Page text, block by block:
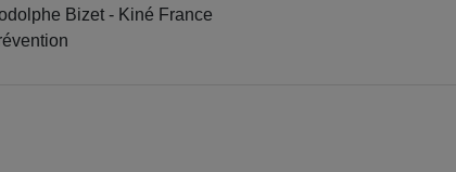
Bizet - Kiné France